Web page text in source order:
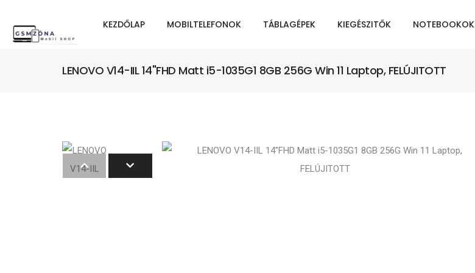
KEZDŐLAP MOBILTELEFONOK TÁBLAGÉPEK KIEGÉSZITŐK NOTEBOOKOK
LENOVO V14-IIL 14"FHD Matt i5-1035G1 8GB 256G Win 11 Laptop, FELÚJITOTT